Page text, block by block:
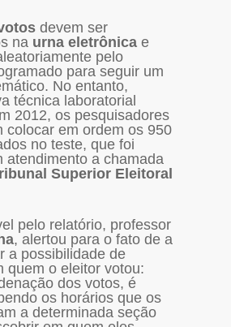
devem ser
na urna eletrônica e
pelo
para seguir um
No entanto,
técnica laboratorial
2012, os pesquisadores
colocar em ordem os 950
no teste, que foi
atendimento a chamada
Superior Eleitoral
pelo relatório, professor
, alertou para o fato de a
a possibilidade de
quem o eleitor votou:
dos votos, é
os horários que os
a determinada seção